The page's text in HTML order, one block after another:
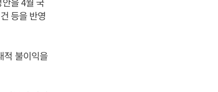
등을 반영
적 불이익을